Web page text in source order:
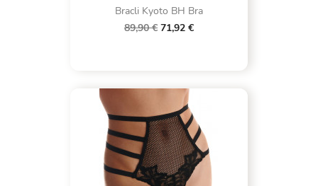
Bracli Kyoto BH Bra
89,90 € 71,92 €